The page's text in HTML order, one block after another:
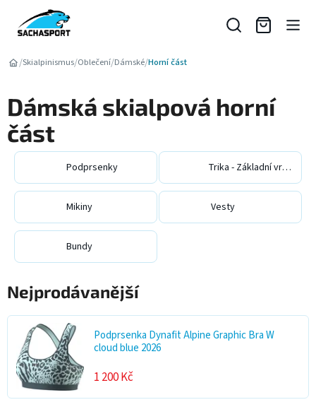
obsah
/Skialpinismus/Oblečení/Dámské/Horní část
Dámská skialpová horní
část
Podprsenky Trika - Základní vrstva
Mikiny Vesty
Bundy
Nejprodávanější
Podprsenka Dynafit Alpine Graphic Bra W
cloud blue 2026
1 200 Kč